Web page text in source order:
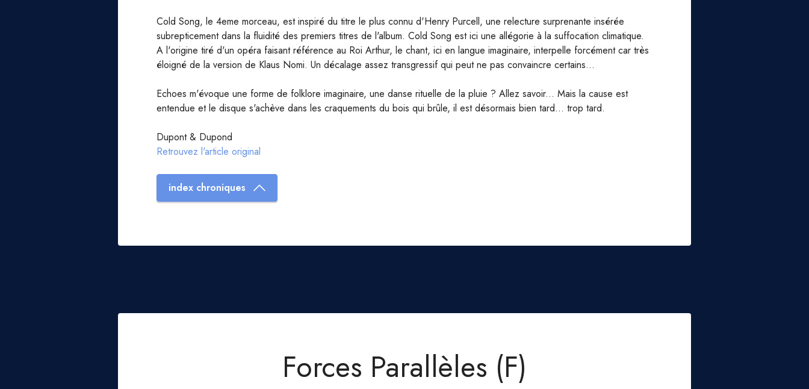
Cold Song, le 4eme morceau, est inspiré du titre le plus connu d'Henry Purcell, une relecture surprenante insérée
subrepticement dans la fluidité des premiers titres de l'album. Cold Song est ici une allégorie à la suffocation climatique.
A l'origine tiré d'un opéra faisant référence au Roi Arthur, le chant, ici en langue imaginaire, interpelle forcément car très
éloigné de la version de Klaus Nomi. Un décalage assez transgressif qui peut ne pas convaincre certains...
Echoes m'évoque une forme de folklore imaginaire, une danse rituelle de la pluie ? Allez savoir... Mais la cause est
entendue et le disque s'achève dans les craquements du bois qui brûle, il est désormais bien tard... trop tard.
Dupont & Dupond
Retrouvez l'article original
index chroniques
Forces Parallèles (F)